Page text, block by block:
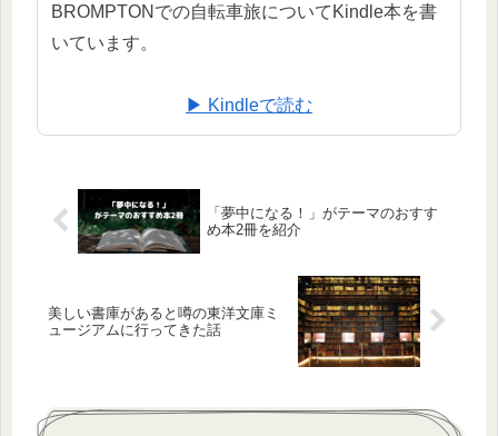
BROMPTONでの自転車旅についてKindle本を書
いています。
▶ Kindleで読む
「夢中になる！」がテーマのおすす
め本2冊を紹介
美しい書庫があると噂の東洋文庫ミ
ュージアムに行ってきた話